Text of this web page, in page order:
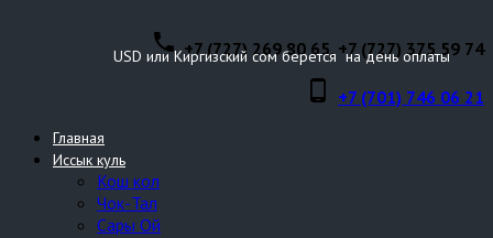
USD или Киргизский сом берется на день оплаты
phone +7 (727) 269 80 65, +7 (727) 375 59 74
phone_android +7 (701) 746 06 21
Главная
Иссык куль
Кош кол
Чок-Тал
Сары Ой